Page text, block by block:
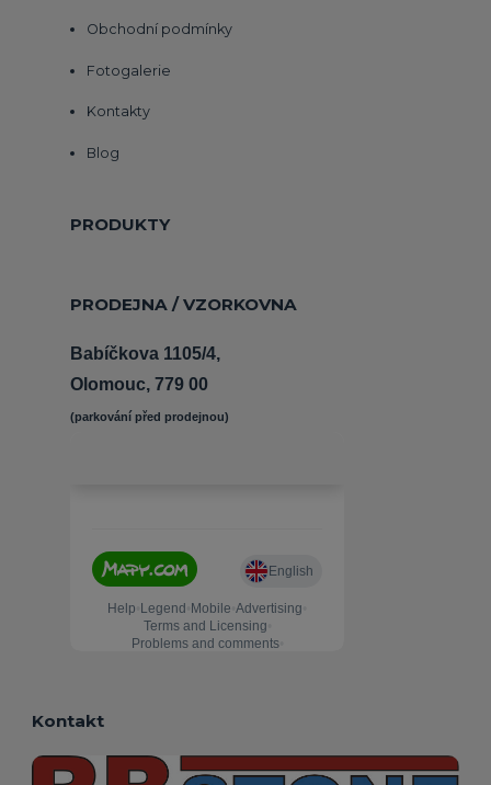
Obchodní podmínky
Fotogalerie
Kontakty
Blog
PRODUKTY
PRODEJNA / VZORKOVNA
Babíčkova 1105/4,
Olomouc, 779 00
(parkování před prodejnou)
Kontakt